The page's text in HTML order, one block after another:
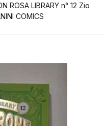
ROSA LIBRARY n° 12 Zio
COMICS